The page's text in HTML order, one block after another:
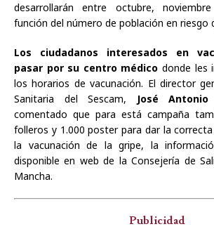
desarrollarán entre octubre,
función del número de población en riesgo
Los ciudadanos interesados en
pasar por su centro médico donde les
los horarios de vacunación. El director
Sanitaria del Sescam,
José
comentado que para está campaña
folleros y 1.000 poster para dar la
la vacunación de la gripe, la
disponible en web de la Consejería de
Mancha.
Publicidad